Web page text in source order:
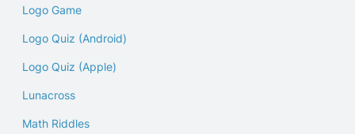
Logo Game
Logo Quiz (Android)
Logo Quiz (Apple)
Lunacross
Math Riddles